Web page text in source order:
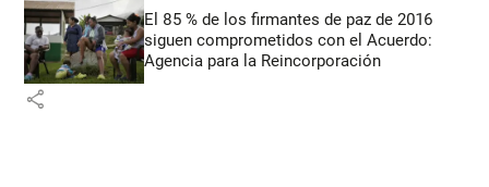
El 85 % de los firmantes de paz de 2016
siguen comprometidos con el Acuerdo:
Agencia para la Reincorporación
share